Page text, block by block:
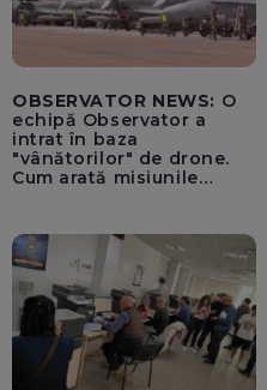
OBSERVATOR NEWS: O
echipă Observator a
intrat în baza
"vânătorilor" de drone.
Cum arată misiunile